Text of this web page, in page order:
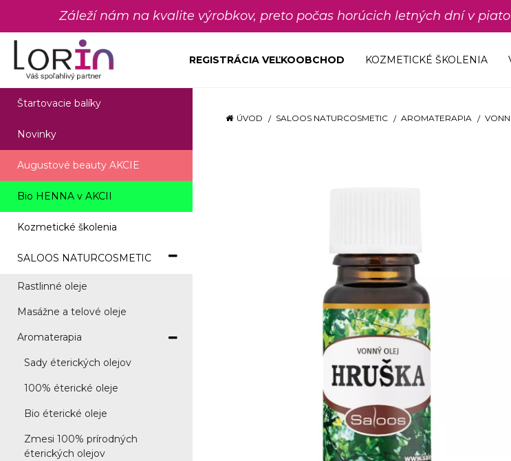
Záleží nám na kvalite výrobkov, preto počas horúcich letných dní v
REGISTRÁCIA VEĽKOOBCHOD KOZMETICKÉ ŠKOLENIA
Štartovacie balíky
Novinky
Augustové beauty AKCIE
Bio HENNA v AKCII
Kozmetické školenia
SALOOS NATURCOSMETIC
Rastlinné oleje
Masážne a telové oleje
Aromaterapia
Sady éterických olejov
100% éterické oleje
Bio éterické oleje
Zmesi 100% prírodných
éterických olejov
ÚVOD SALOOS NATURCOSMETIC AROMATERAPIA